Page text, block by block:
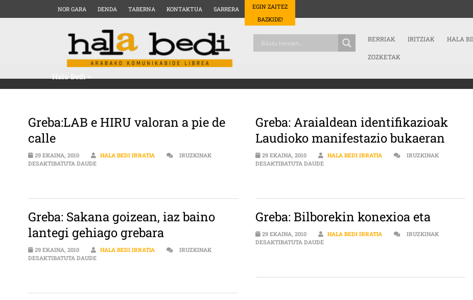
NOR GARA DENDA TABERNA KONTAKTUA SARRERA
EGIN ZAITEZ
BAZKIDE!
BERRIAK IRITZIAK HALA
ZOZKETAK
Hala Bedi>
Greba:LAB e HIRU valoran a pie de
calle
29 EKAINA, 2010 HALA BEDI IRRATIA
IRUZKINAK
DESAKTIBATUTA DAUDEGREBA:LAB E HIRU VALORAN A PIE DE CALLE SARRERAN
Greba: Araialdean identifikazioak
Laudioko manifestazio bukaeran
29 EKAINA, 2010 HALA BEDI IRRATIA
IRUZKINAK
DESAKTIBATUTA DAUDEGREBA: ARAIALDEAN IDENTIFIKAZIOAK LAUDIOKO
Greba: Sakana goizean, iaz baino
lantegi gehiago grebara
29 EKAINA, 2010 HALA BEDI IRRATIA
IRUZKINAK
DESAKTIBATUTA DAUDEGREBA: SAKANA GOIZEAN, IAZ BAINO LANTEGI GEHIAGO GREBARA SARRERAN
Greba: Bilborekin konexioa eta
29 EKAINA, 2010 HALA BEDI IRRATIA
IRUZKINAK
DESAKTIBATUTA DAUDEGREBA: BILBOREKIN KONEXIOA ETA SARRERAN